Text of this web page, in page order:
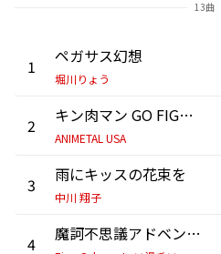
13曲
1 ペガサス幻想
堀川りょう
2 キン肉マン GO FIGHT!
ANIMETAL USA
3 雨にキッスの花束を
中川 翔子
4
魔訶不思議アドベンチャー!